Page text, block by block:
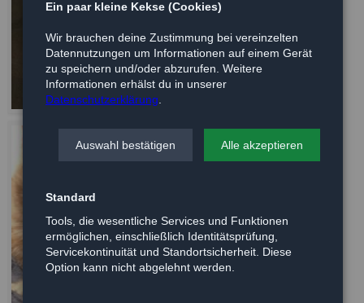
Ein paar kleine Kekse (Cookies)
Wir brauchen deine Zustimmung bei vereinzelten
Datennutzungen um Informationen auf einem Gerät
zu speichern und/oder abzurufen. Weitere
Informationen erhälst du in unserer
Datenschutzerklärung
Auswahl bestätigen Alle akzeptieren
Standard
Tools, die wesentliche Services und Funktionen
ermöglichen, einschließlich Identitätsprüfung,
Servicekontinuität und Standortsicherheit. Diese
Option kann nicht abgelehnt werden.